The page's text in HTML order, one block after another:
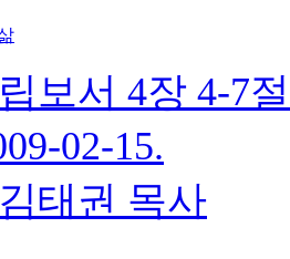
보서 4장 4-7절
02-15.
태권 목사